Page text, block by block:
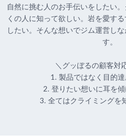
自然に挑む人のお手伝いをしたい
くの人に知って欲しい。岩を愛す
したい。そんな想いでジム運営し
す。
＼グッぼるの顧客対
1. 製品ではなく目的
2. 登りたい想いに耳を
3. 全てはクライミングを